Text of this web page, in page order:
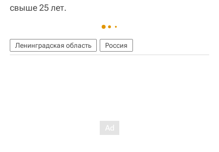
свыше 25 лет.
Ленинградская область Россия